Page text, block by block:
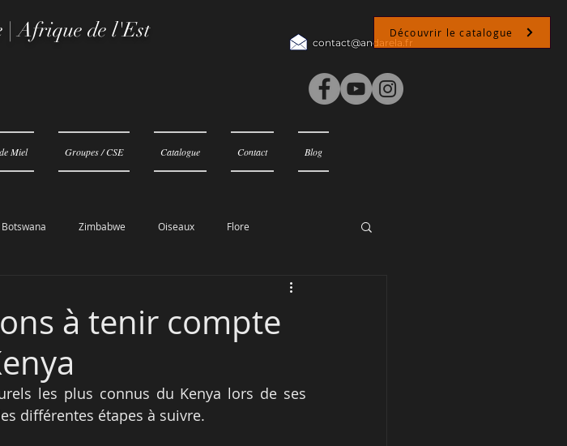
Découvrir le catalogue
| Afrique de l'Est
contact@andarela.fr
Miel Groupes / CSE Catalogue Contact Blog
Botswana Zimbabwe Oiseaux Flore
à tenir compte
les plus connus du Kenya lors de ses
différentes étapes à suivre.